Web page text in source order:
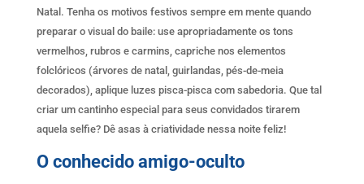
Natal. Tenha os motivos festivos sempre em mente quando
preparar o visual do baile: use apropriadamente os tons
vermelhos, rubros e carmins, capriche nos elementos
folclóricos (árvores de natal, guirlandas, pés-de-meia
decorados), aplique luzes pisca-pisca com sabedoria. Que tal
criar um cantinho especial para seus convidados tirarem
aquela selfie? Dê asas à criatividade nessa noite feliz!
O conhecido amigo-oculto